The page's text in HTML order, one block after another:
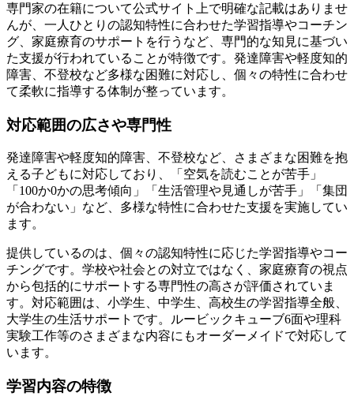
専門家の在籍について公式サイト上で明確な記載はありませ
んが、 一人ひとりの認知特性に合わせた学習指導やコーチン
グ、家庭療育のサポート を行うなど、専門的な知見に基づい
た支援が行われていることが特徴です。発達障害や軽度知的
障害、不登校など多様な困難に対応し、個々の特性に合わせ
て柔軟に指導する体制が整っています。
対応範囲の広さや専門性
発達障害や軽度知的障害、不登校など、さまざまな困難を抱
える子どもに対応しており、「空気を読むことが苦手」
「100か0かの思考傾向」「生活管理や見通しが苦手」「集団
が合わない」など、 多様な特性に合わせた支援を実施してい
ます。
提供しているのは、個々の認知特性に応じた学習指導やコー
チングです。学校や社会との対立ではなく、 家庭療育の視点
から包括的にサポート する専門性の高さが評価されていま
す。対応範囲は、小学生、中学生、高校生の学習指導全般、
大学生の生活サポートです。ルービックキューブ6面や理科
実験工作等のさまざまな内容にもオーダーメイドで対応して
います。
学習内容の特徴